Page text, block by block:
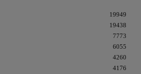
19949
19438
7773
6055
4260
4176